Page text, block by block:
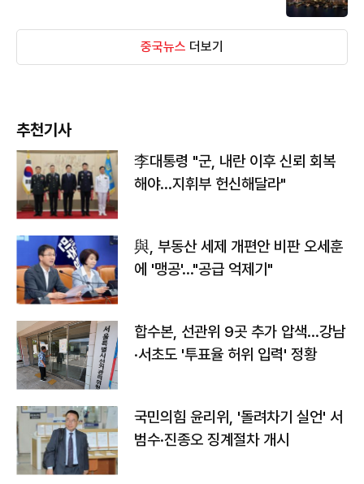
중국뉴스 더보기
추천기사
李대통령 "군, 내란 이후 신뢰 회복
해야…지휘부 헌신해달라"
與, 부동산 세제 개편안 비판 오세훈
에 '맹공'…"공급 억제기"
합수본, 선관위 9곳 추가 압색…강남
·서초도 '투표율 허위 입력' 정황
국민의힘 윤리위, '돌려차기 실언' 서
범수·진종오 징계절차 개시